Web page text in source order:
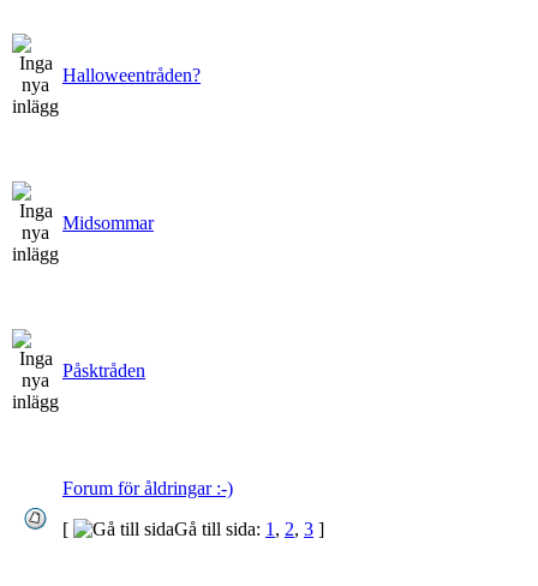
Halloweentråden?
Midsommar
Påsktråden
Forum för åldringar :-)
[
Gå till sida: 1 , 2, 3 ]